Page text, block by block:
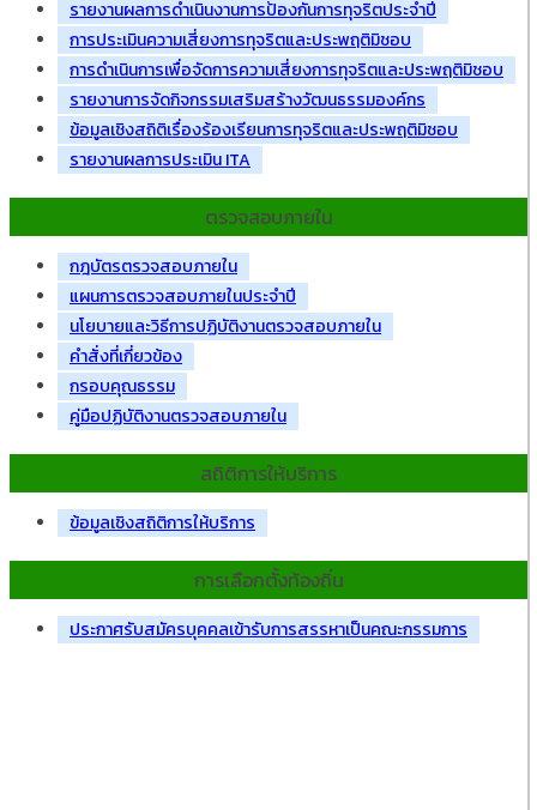
รายงานผลการดำเนินงานการป้องกันการทุจริตประจำปี
การประเมินความเสี่ยงการทุจริตและประพฤติมิชอบ
การดำเนินการเพื่อจัดการความเสี่ยงการทุจริตและประพฤติมิชอบ
รายงานการจัดกิจกรรมเสริมสร้างวัฒนธรรมองค์กร
ข้อมูลเชิงสถิติเรื่องร้องเรียนการทุจริตและประพฤติมิชอบ
รายงานผลการประเมิน ITA
ตรวจสอบภายใน
กฎบัตรตรวจสอบภายใน
แผนการตรวจสอบภายในประจำปี
นโยบายและวิธีการปฏิบัติงานตรวจสอบภายใน
คำสั่งที่เกี่ยวข้อง
กรอบคุณธรรม
คู่มือปฏิบัติงานตรวจสอบภายใน
สถิติการให้บริการ
ข้อมูลเชิงสถิติการให้บริการ
การเลือกตั้งท้องถิ่น
ประกาศรับสมัครบุคคลเข้ารับการสรรหาเป็นคณะกรรมการ